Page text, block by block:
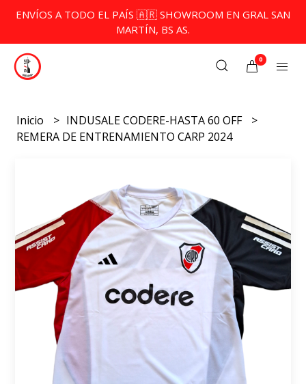
ENVÍOS A TODO EL PAÍS 🇦🇷 SHOWROOM EN GRAL SAN
MARTÍN, BS AS.
0
Inicio
INDUSALE CODERE-HASTA 60 OFF
REMERA DE ENTRENAMIENTO CARP 2024